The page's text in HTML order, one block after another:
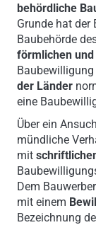
behördliche
Grunde hat der
Baubehörde
förmlichen
Baubewilligung
der Länder
eine
Über ein
mündliche
mit
Dem
mit einem
Bezeichnung